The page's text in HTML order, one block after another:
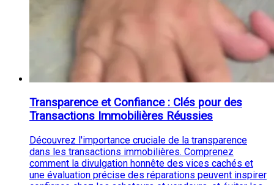
Transparence et Confiance : Clés pour des
Transactions Immobilières Réussies
Découvrez l'importance cruciale de la transparence
dans les transactions immobilières. Comprenez
comment la divulgation honnête des vices cachés et
une évaluation précise des réparations peuvent inspirer